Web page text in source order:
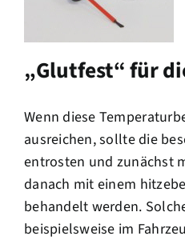
„Glutfest“ für
Wenn diese
ausreichen, sollte die
entrosten und zunächst
danach mit einem
behandelt werden.
beispielsweise im